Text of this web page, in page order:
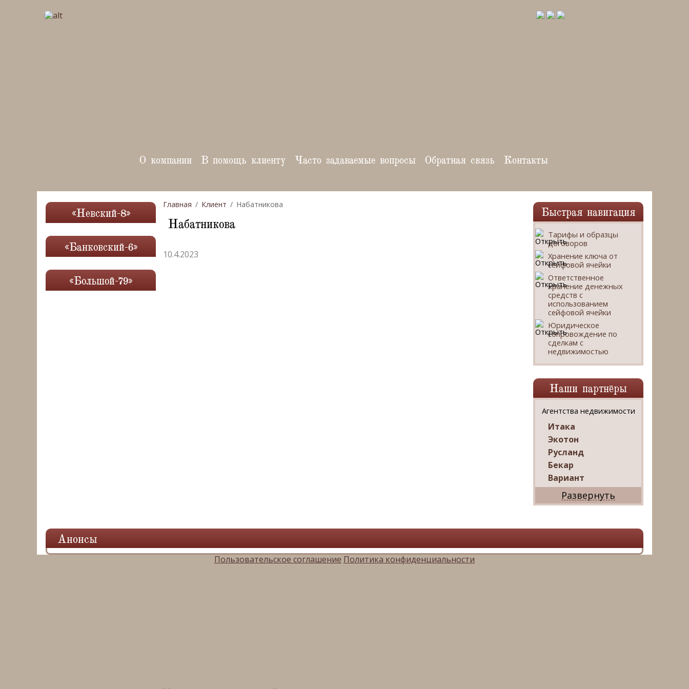
О компании В помощь клиенту Часто задаваемые вопросы Обратная связь Контакты
«Невский-8»
«Банковский-6»
«Большой-79»
Главная Клиент Набатникова
Набатникова
10.4.2023
Быстрая навигация
Тарифы и образцы
договоров
Хранение ключа от
сейфовой ячейки
Ответственное
хранение денежных
средств с
использованием
сейфовой ячейки
Юридическое
сопровождение по
сделкам с
недвижимостью
Наши партнёры
Агентства недвижимости
Итака
Экотон
Русланд
Бекар
Вариант
Дриада
Реал
Ваш Дом
Мир квартир
Анонсы
Пользовательское соглашение Политика конфиденциальности